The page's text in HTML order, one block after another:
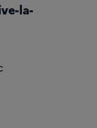
la-